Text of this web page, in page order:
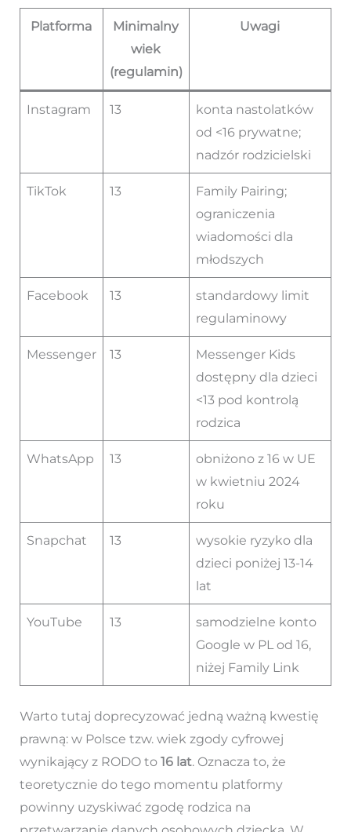
Platforma
Minimalny
wiek
(regulamin)
Uwagi
Instagram 13
konta nastolatków
od <16 prywatne;
nadzór rodzicielski
TikTok 13
Family Pairing;
ograniczenia
wiadomości dla
młodszych
Facebook 13
standardowy limit
regulaminowy
Messenger 13
Messenger Kids
dostępny dla dzieci
<13 pod kontrolą
rodzica
WhatsApp 13
obniżono z 16 w UE
w kwietniu 2024
roku
Snapchat 13
wysokie ryzyko dla
dzieci poniżej 13-14
lat
YouTube 13
samodzielne konto
Google w PL od 16,
niżej Family Link
Warto tutaj doprecyzować jedną ważną kwestię
prawną: w Polsce tzw. wiek zgody cyfrowej
wynikający z RODO to 16 lat. Oznacza to, że
teoretycznie do tego momentu platformy
powinny uzyskiwać zgodę rodzica na